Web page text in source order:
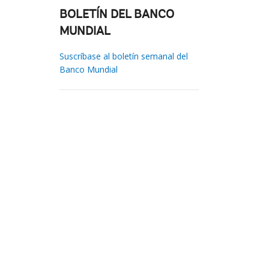
BOLETÍN DEL BANCO
MUNDIAL
Suscríbase al boletín semanal del
Banco Mundial